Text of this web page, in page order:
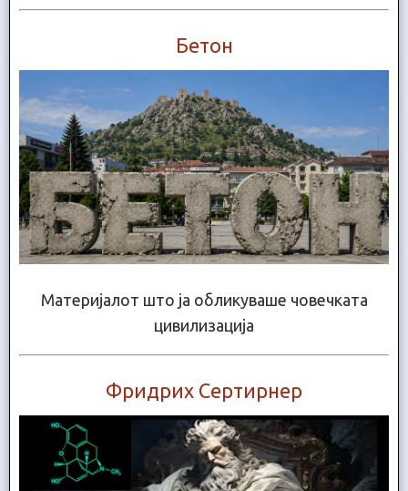
Бетон
Материјалот што ја обликуваше човечката
цивилизација
Фридрих Сертирнер